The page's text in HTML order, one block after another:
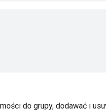
do grupy, dodawać i